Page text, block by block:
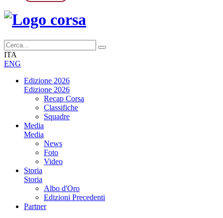
ITA
ENG
Edizione 2026
Edizione 2026
Recap Corsa
Classifiche
Squadre
Media
Media
News
Foto
Video
Storia
Storia
Albo d'Oro
Edizioni Precedenti
Partner